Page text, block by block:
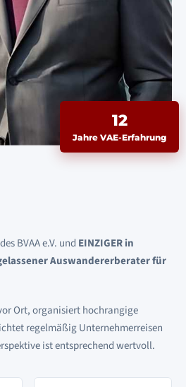
12
Jahre VAE-Erfahrung
BVAA e.V. und EINZIGER in
Auswandererberater für
Ort, organisiert hochrangige
regelmäßig Unternehmerreisen
ist entsprechend wertvoll.